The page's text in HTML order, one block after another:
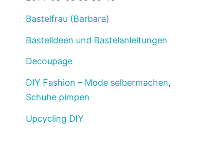
Bastelfrau (Barbara)
Bastelideen und Bastelanleitungen
Decoupage
DIY Fashion – Mode selbermachen,
Schuhe pimpen
Upcycling DIY